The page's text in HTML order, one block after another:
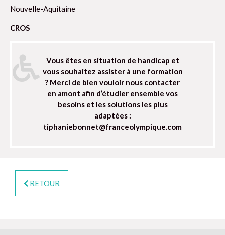
Nouvelle-Aquitaine
CROS
Vous êtes en situation de handicap et
vous souhaitez assister à une formation
? Merci de bien vouloir nous contacter
en amont afin d’étudier ensemble vos
besoins et les solutions les plus
adaptées :
tiphaniebonnet@franceolympique.com
RETOUR